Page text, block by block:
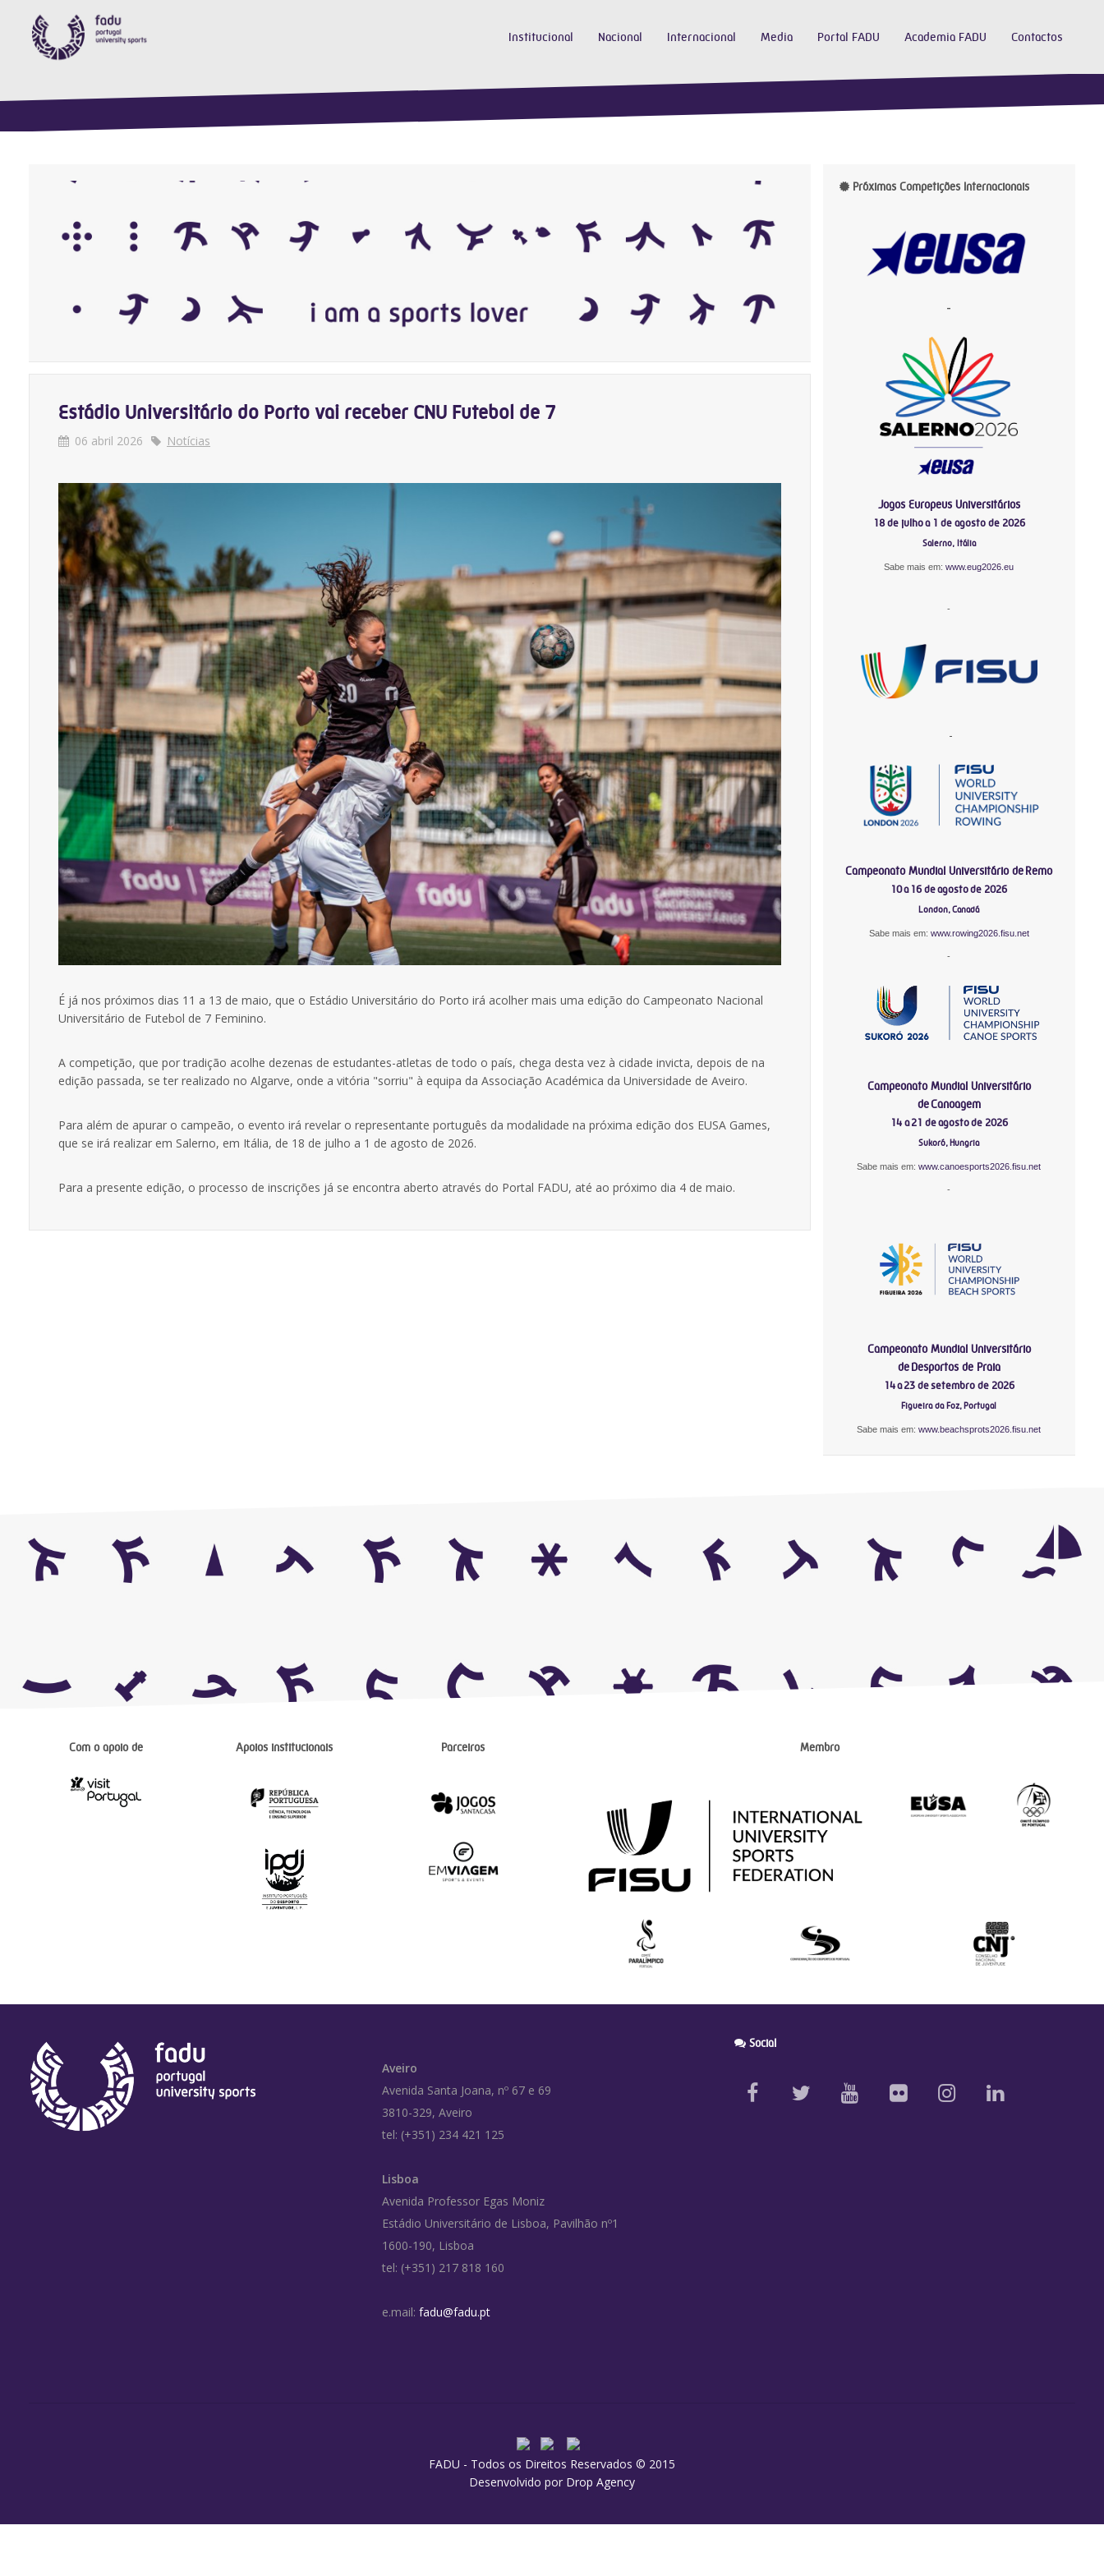
Institucional Nacional Internacional Media Portal FADU Academia FADU Contactos
Estádio Universitário do Porto vai receber CNU Futebol de 7
06 abril 2026 Notícias
É já nos próximos dias 11 a 13 de maio, que o Estádio Universitário do Porto irá acolher mais uma edição do Campeonato Nacional
Universitário de Futebol de 7 Feminino.
A competição, que por tradição acolhe dezenas de estudantes-atletas de todo o país, chega desta vez à cidade invicta, depois de na
edição passada, se ter realizado no Algarve, onde a vitória "sorriu" à equipa da Associação Académica da Universidade de Aveiro.
Para além de apurar o campeão, o evento irá revelar o representante português da modalidade na próxima edição dos EUSA Games,
que se irá realizar em Salerno, em Itália, de 18 de julho a 1 de agosto de 2026.
Para a presente edição, o processo de inscrições já se encontra aberto através do Portal FADU, até ao próximo dia 4 de maio.
Próximas Competições Internacionais
-
Jogos Europeus Universitários
18 de julho a 1 de agosto de 2026
Salerno, Itália
Sabe mais em:www.eug2026.eu
-
-
Campeonato Mundial Universitário de Remo
10 a 16 de agosto de 2026
London, Canadá
Sabe mais em: www.rowing2026.fisu.net
-
Campeonato Mundial Universitário
de Canoagem
14 a 21 de agosto de 2026
Sukoró, Hungria
Sabe mais em:www.canoesports2026.fisu.net
-
Campeonato Mundial Universitário
de Desportos de Praia
14 a 23 de setembro de 2026
Figueira da Foz, Portugal
Sabe mais em:www.beachsprots2026.fisu.net
Com o apoio de Apoios institucionais Parceiros Membro
Aveiro
Avenida Santa Joana, nº 67 e 69
3810-329, Aveiro
tel: (+351) 234 421 125
Lisboa
Avenida Professor Egas Moniz
Estádio Universitário de Lisboa, Pavilhão nº1
1600-190, Lisboa
tel: (+351) 217 818 160
e.mail: fadu@fadu.pt
Social
FADU - Todos os Direitos Reservados © 2015
Desenvolvido por Drop Agency